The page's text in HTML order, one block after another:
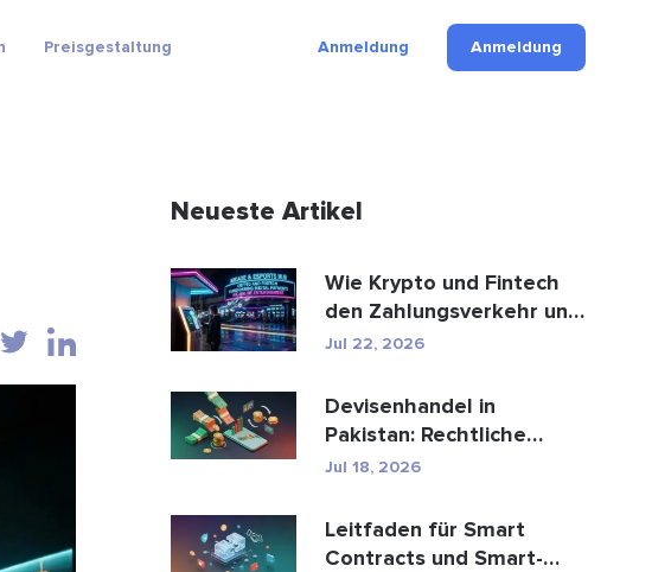
Preisgestaltung Anmeldung Anmeldung
Neueste Artikel
Wie Krypto und Fintech
den Zahlungsverkehr und
die Unterhaltungsbr...
Jul 22, 2026
Devisenhandel in
Pakistan: Rechtliche
Bestimmungen, Broker,
Jul 18, 2026
Leitfaden für Smart
Contracts und Smart-